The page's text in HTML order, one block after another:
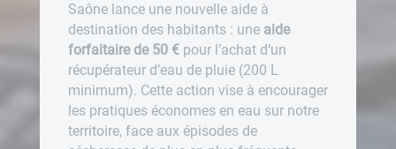
Saône lance une nouvelle aide à
destination des habitants : une aide
forfaitaire de 50 €pour l’achat d’un
récupérateur d’eau de pluie (200 L
minimum). Cette action vise à encourager
les pratiques économes en eau sur notre
territoire, face aux épisodes de